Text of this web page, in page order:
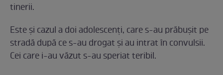
tinerii.
Este și cazul a doi adolescenți, care s-au prăbușit pe
stradă după ce s-au drogat și au intrat în convulsii.
Cei care i-au văzut s-au speriat teribil.